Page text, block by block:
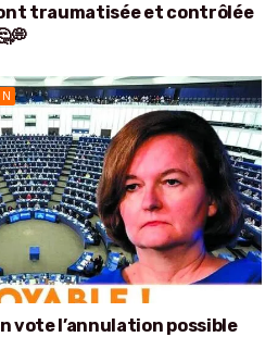
traumatisée et contrôlée
vote l’annulation possible